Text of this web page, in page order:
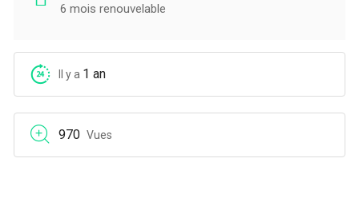
6 mois renouvelable
Il y a 1 an
970 Vues